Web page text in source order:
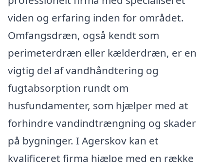
viden og erfaring inden for området.
Omfangsdræn, også kendt som
perimeterdræn eller kælderdræn, er en
vigtig del af vandhåndtering og
fugtabsorption rundt om
husfundamenter, som hjælper med at
forhindre vandindtrængning og skader
på bygninger. I Agerskov kan et
kvalificeret firma hjælpe med en række